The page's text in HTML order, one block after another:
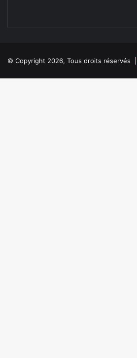
© Copyright 2026, Tous droits réservés |